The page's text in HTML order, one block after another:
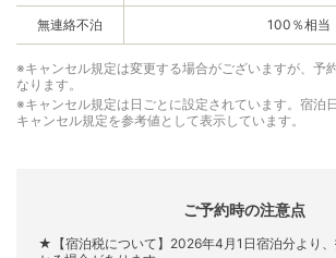
無連絡不泊 100％相当
※キャンセル規定は変更する場合がございますが、予
なります。
※キャンセル規定は日ごとに設定されています。宿泊
キャンセル規定を参考値として表示しています。
ご予約時の注意点
★【宿泊税について】2026年4月1日宿泊分より